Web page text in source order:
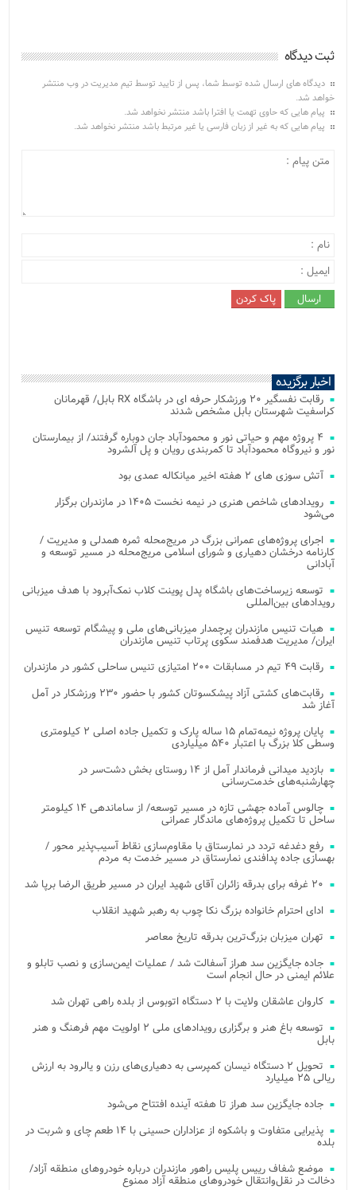
ثبت دیدگاه
دیدگاه های ارسال شده توسط شما، پس از تایید توسط تیم مدیریت در وب منتشر
خواهد شد.
پیام هایی که حاوی تهمت یا افترا باشد منتشر نخواهد شد.
پیام هایی که به غیر از زبان فارسی یا غیر مرتبط باشد منتشر نخواهد شد.
اخبار برگزیده
رقابت نفسگیر ۲۰ ورزشکار حرفه ای در باشگاه RX بابل/ قهرمانان
کراسفیت شهرستان بابل مشخص شدند
۴ پروژه مهم و حیاتی نور و محمودآباد جان دوباره گرفتند/ از بیمارستان
نور و نیروگاه محمودآباد تا کمربندی رویان و پل آلشرود
آتش‌ سوزی‌ های ۲ هفته اخیر میانکاله عمدی بود
رویدادهای شاخص هنری در نیمه نخست ۱۴۰۵ در مازندران برگزار
می‌شود
اجرای پروژه‌های عمرانی بزرگ در مریج‌محله ثمره همدلی و مدیریت /
کارنامه درخشان دهیاری و شورای اسلامی مریج‌محله در مسیر توسعه و
آبادانی
توسعه زیرساخت‌های باشگاه پدل پوینت کلاب نمک‌آبرود با هدف میزبانی
رویدادهای بین‌المللی
هیات تنیس مازندران پرچمدار میزبانی‌های ملی و پیشگام توسعه تنیس
ایران/ مدیریت هدفمند سکوی پرتاب تنیس مازندران
رقابت ۴۹ تیم در مسابقات ۲۰۰ امتیازی تنیس ساحلی کشور در مازندران
رقابت‌های کشتی آزاد پیشکسوتان کشور با حضور ۲۳۰ ورزشکار در آمل
آغاز شد
پایان پروژه نیمه‌تمام ۱۵ ساله پارک و تکمیل جاده اصلی ۲ کیلومتری
وسطی کلا بزرگ با اعتبار ۵۴۰ میلیاردی
بازدید میدانی فرماندار آمل از ۱۴ روستای بخش دشت‌سر در
چهارشنبه‌های خدمت‌رسانی
چالوس آماده جهشی تازه در مسیر توسعه/ از ساماندهی ۱۴ کیلومتر
ساحل تا تکمیل پروژه‌های ماندگار عمرانی
رفع دغدغه تردد در نمارستاق با مقاوم‌سازی نقاط آسیب‌پذیر محور /
بهسازی جاده پدافندی نمارستاق در مسیر خدمت به مردم
۲۰ غرفه برای بدرقه زائران آقای شهید ایران در مسیر طریق الرضا برپا شد
ادای احترام خانواده بزرگ نکا چوب به رهبر شهید انقلاب
تهران میزبان بزرگ‌ترین بدرقه تاریخ معاصر
جاده جایگزین سد هراز آسفالت شد / عملیات ایمن‌سازی و نصب تابلو و
علائم ایمنی در حال انجام است
کاروان عاشقان ولایت با ۲ دستگاه اتوبوس از بلده راهی تهران شد
توسعه باغ هنر و برگزاری رویدادهای ملی ۲ اولویت مهم فرهنگ و هنر
بابل
تحویل ۲ دستگاه نیسان کمپرسی به دهیاری‌های رزن و یالرود به ارزش
ریالی ۲۵ میلیارد
جاده جایگزین سد هراز تا هفته آینده افتتاح می‌شود
پذیرایی متفاوت و باشکوه از عزاداران حسینی با ۱۴ طعم چای و شربت در
بلده
موضع شفاف رییس پلیس راهور مازندران درباره خودروهای منطقه آزاد/
دخالت در نقل‌وانتقال خودروهای منطقه آزاد ممنوع